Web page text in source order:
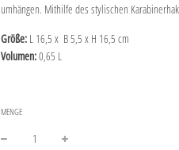
umhängen. Mithilfe des stylischen
Größe: L 16,5 x B 5,5 x H 16,5 cm
Volumen:0,65 L
MENGE